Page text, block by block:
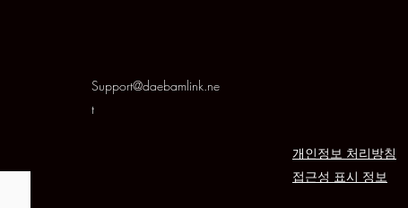
Support@daebamlink.ne
t
개인정보 처리방침
접근성 표시 정보